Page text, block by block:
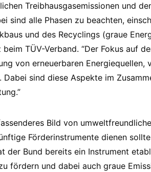
Treibhausgasemissionen und
sind alle Phasen zu beachten,
und des Recyclings (graue
TÜV-Verband. “Der Fokus auf
von erneuerbaren Energiequellen,
sind diese Aspekte im
Bild von
Förderinstrumente dienen
der Bund bereits ein Instrument
fördern und dabei auch graue